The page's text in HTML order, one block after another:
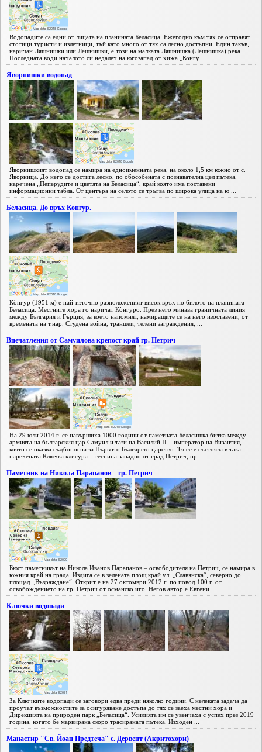
Водопадите са едни от лицата на планината Беласица. Ежегодно към тях се отправят
стотици туристи и излетници, тъй като много от тях са лесно достъпни. Един такъв,
наричан Ляшнишки или Лешнишки, е този на малката Ляшнишка (Лешнишка) река.
Последната води началото си недалеч на югозапад от хижа „Конгу ...
Яворнишки водопад
Яворнишкият водопад се намира на едноименната река, на около 1,5 км южно от с.
Яворница. До него се достига лесно, по обособената с познавателна цел пътека,
наречена „Пеперудите и цветята на Беласица“, край която има поставени
информационни табла. От центъра на селото се тръгва по широка улица на ю ...
Беласица. До връх Конгур.
Кòнгур (1951 м) е най-източно разположеният висок връх по билото на планината
Беласица. Местните хора го наричат Кòнгуро. През него минава граничната линия
между България и Гърция, за което напомнят, намиращите се на него изоставени, от
времената на т.нар. Студена война, траншеи, телени заграждения, ...
Впечатления от Самуилова крепост край гр. Петрич
На 29 юли 2014 г. се навършиха 1000 години от паметната Беласишка битка между
армията на българския цар Самуил и тази на Василий II – император на Византия,
която се оказва съдбоносна за Първото Българско царство. Тя се е състояла в така
наречената Ключка клисура – теснина западно от град Петрич, пр ...
Паметник на Никола Парапанов – гр. Петрич
Бюст паметникът на Никола Иванов Парапанов – освободителя на Петрич, се намира в
южния край на града. Издига се в зелената площ край ул. „Славянска“, северно до
площад „Възраждане“. Открит е на 27 октомври 2012 г. по повод 100 г. от
освобождението на гр. Петрич от османско иго. Негов автор е Евгени ...
Ключки водопади
За Ключките водопади се заговори едва преди няколко години. С нелеката задача да
проучат възможностите за осигуряване достъпа до тях се заеха местни хора и
Дирекцията на природен парк „Беласица“. Усилията им се увенчаха с успех през 2019
година, когато бе маркирана скоро трасираната пътека. Изходен ...
Манастир "Св. Йоан Предтеча" с. Дервент (Акритохори)